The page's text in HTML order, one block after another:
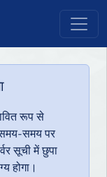
रूप से
समय-समय पर
सूची में छुपा
होगा।